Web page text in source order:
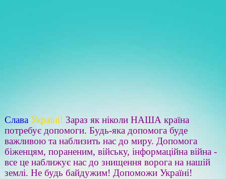
Слава Україні! Зараз як ніколи НАША країна
потребує допомоги. Будь-яка допомога буде
важливою та наблизить нас до миру. Допомога
біженцям, пораненим, війську, інформаційна війна -
все це наближує нас до знищення ворога на нашій
землі. Не будь байдужим! Допоможи Україні!